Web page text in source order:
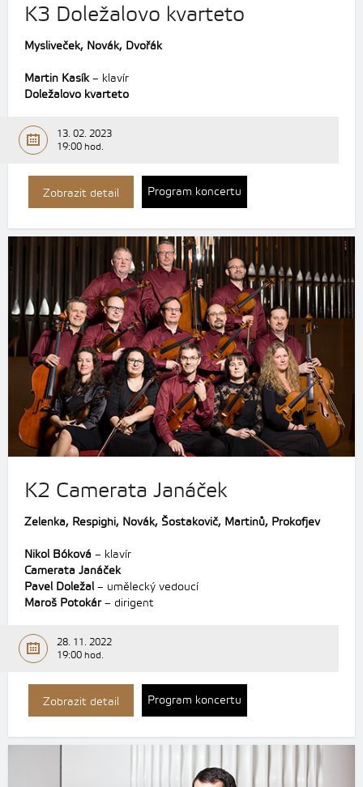
K3 Doležalovo kvarteto
Mysliveček, Novák, Dvořák
Martin Kasík– klavír
Doležalovo kvarteto
13. 02. 2023
19:00 hod.
Zobrazit detail Program koncertu
K2 Camerata Janáček
Zelenka, Respighi, Novák, Šostakovič, Martinů, Prokofjev
Nikol Bóková – klavír
Camerata Janáček
Pavel Doležal – umělecký vedoucí
Maroš Potokár– dirigent
28. 11. 2022
19:00 hod.
Zobrazit detail Program koncertu